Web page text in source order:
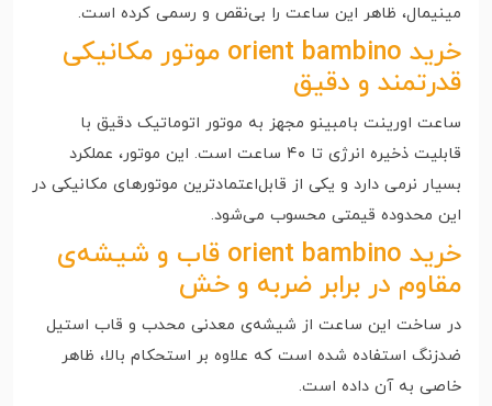
مینیمال، ظاهر این ساعت را بی‌نقص و رسمی کرده است.
خرید orient bambino موتور مکانیکی
قدرتمند و دقیق
ساعت اورینت بامبینو مجهز به موتور اتوماتیک دقیق با
قابلیت ذخیره انرژی تا ۴۰ ساعت است. این موتور، عملکرد
بسیار نرمی دارد و یکی از قابل‌اعتمادترین موتورهای مکانیکی در
این محدوده قیمتی محسوب می‌شود.
خرید orient bambino قاب و شیشه‌ی
مقاوم در برابر ضربه و خش
در ساخت این ساعت از شیشه‌ی معدنی محدب و قاب استیل
ضدزنگ استفاده شده است که علاوه بر استحکام بالا، ظاهر
خاصی به آن داده است.